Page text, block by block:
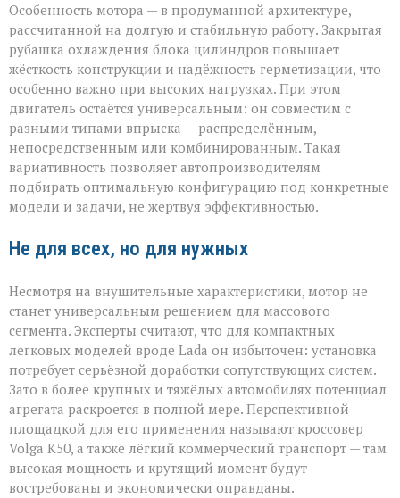
Особенность мотора — в продуманной архитектуре,
рассчитанной на долгую и стабильную работу. Закрытая
рубашка охлаждения блока цилиндров повышает
жёсткость конструкции и надёжность герметизации, что
особенно важно при высоких нагрузках. При этом
двигатель остаётся универсальным: он совместим с
разными типами впрыска — распределённым,
непосредственным или комбинированным. Такая
вариативность позволяет автопроизводителям
подбирать оптимальную конфигурацию под конкретные
модели и задачи, не жертвуя эффективностью.
Не для всех, но для нужных
Несмотря на внушительные характеристики, мотор не
станет универсальным решением для массового
сегмента. Эксперты считают, что для компактных
легковых моделей вроде Lada он избыточен: установка
потребует серьёзной доработки сопутствующих систем.
Зато в более крупных и тяжёлых автомобилях потенциал
агрегата раскроется в полной мере. Перспективной
площадкой для его применения называют кроссовер
Volga К50, а также лёгкий коммерческий транспорт — там
высокая мощность и крутящий момент будут
востребованы и экономически оправданы.